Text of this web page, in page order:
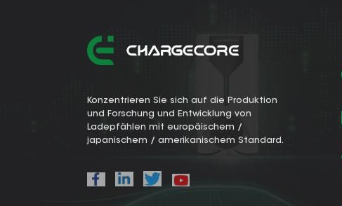
Konzentrieren Sie sich auf die Produktion
und Forschung und Entwicklung von
Ladepfählen mit europäischem /
japanischem / amerikanischem Standard.